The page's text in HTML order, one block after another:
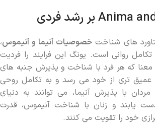
های شناخت خصوصیات آنیما و آنیموس،
روانی است. یونگ این فرایند را فردیت‌
معنا که هر فرد با شناخت و پذیرش جنبه‌ های
عمیق ‌تری از خود می‌ رسد و به تکامل روحی
با پذیرش آنیما، می ‌توانند به دنیای
یابند و زنان با شناخت آنیموس، قدرت
خود را تقویت می ‌کنند.